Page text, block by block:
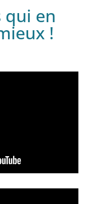
qui en
!